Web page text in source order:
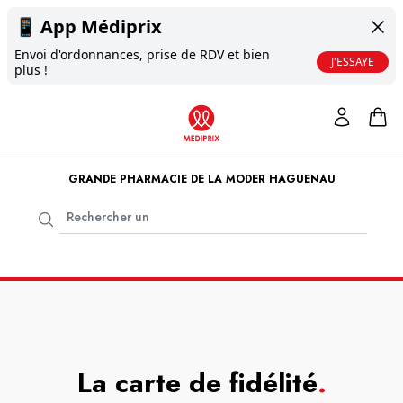
📱 App Médiprix
Envoi d'ordonnances, prise de RDV et bien
plus !
J'ESSAYE
GRANDE PHARMACIE DE LA MODER HAGUENAU
La carte de fidélité.